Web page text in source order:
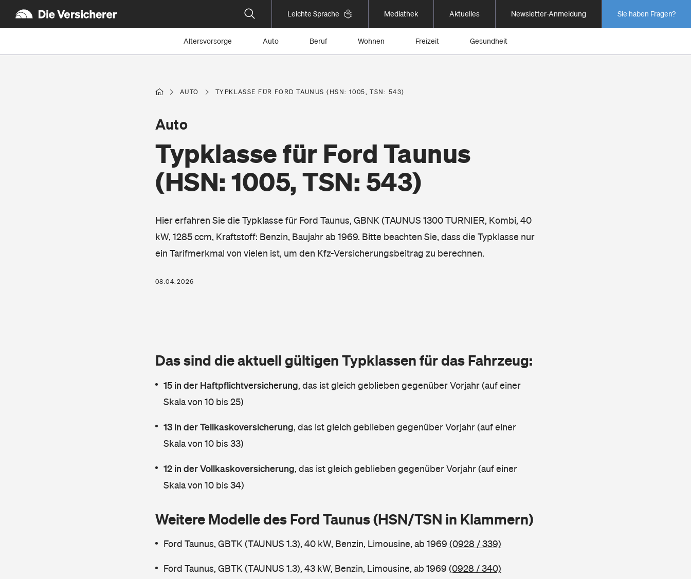
Leichte Sprache Mediathek Aktuelles Newsletter-Anmeldung Sie haben Fragen?
Altersvorsorge Auto Beruf Wohnen Freizeit Gesundheit
AUTO TYPKLASSE FÜR FORD TAUNUS (HSN: 1005, TSN: 543)
Typklasse für Ford Taunus
(HSN: 1005, TSN: 543)
Auto
Hier erfahren Sie die Typklasse für Ford Taunus, GBNK (TAUNUS 1300 TURNIER, Kombi, 40
kW, 1285 ccm, Kraftstoff: Benzin, Baujahr ab 1969. Bitte beachten Sie, dass die Typklasse nur
ein Tarifmerkmal von vielen ist, um den Kfz-Versicherungsbeitrag zu berechnen.
08.04.2026
Das sind die aktuell gültigen Typklassen für das Fahrzeug:
15 in der Haftpflichtversicherung, das ist gleich geblieben gegenüber Vorjahr (auf einer
Skala von 10 bis 25)
13 in der Teilkaskoversicherung, das ist gleich geblieben gegenüber Vorjahr (auf einer
Skala von 10 bis 33)
12 in der Vollkaskoversicherung, das ist gleich geblieben gegenüber Vorjahr (auf einer
Skala von 10 bis 34)
Weitere Modelle des Ford Taunus (HSN/TSN in Klammern)
Ford Taunus, GBTK (TAUNUS 1.3), 40 kW, Benzin, Limousine, ab 1969 (0928 / 339)
Ford Taunus, GBTK (TAUNUS 1.3), 43 kW, Benzin, Limousine, ab 1969 (0928 / 340)